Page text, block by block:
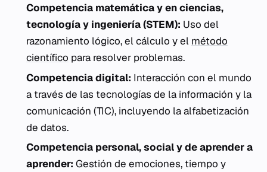
Competencia matemática y en ciencias,
tecnología y ingeniería (STEM): Uso del
razonamiento lógico, el cálculo y el método
científico para resolver problemas.
Competencia digital: Interacción con el mundo
a través de las tecnologías de la información y la
comunicación (TIC), incluyendo la alfabetización
de datos.
Competencia personal, social y de aprender a
aprender: Gestión de emociones, tiempo y